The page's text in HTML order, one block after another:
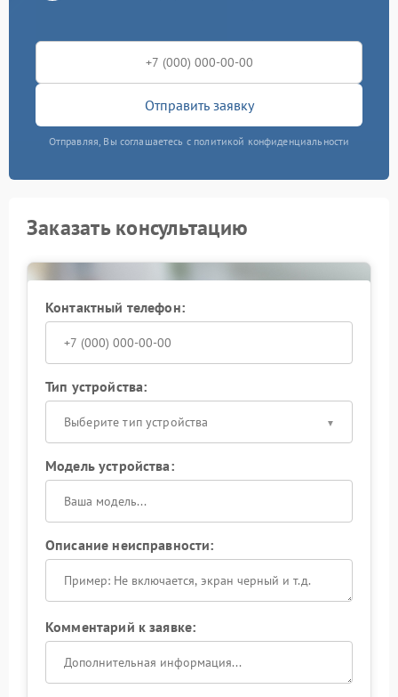
Отправить заявку
Отправляя, Вы соглашаетесь с политикой конфиденциальности
Заказать консультацию
Контактный телефон:
Тип устройства:
Выберите тип устройства
Модель устройства:
Описание неисправности:
Комментарий к заявке: